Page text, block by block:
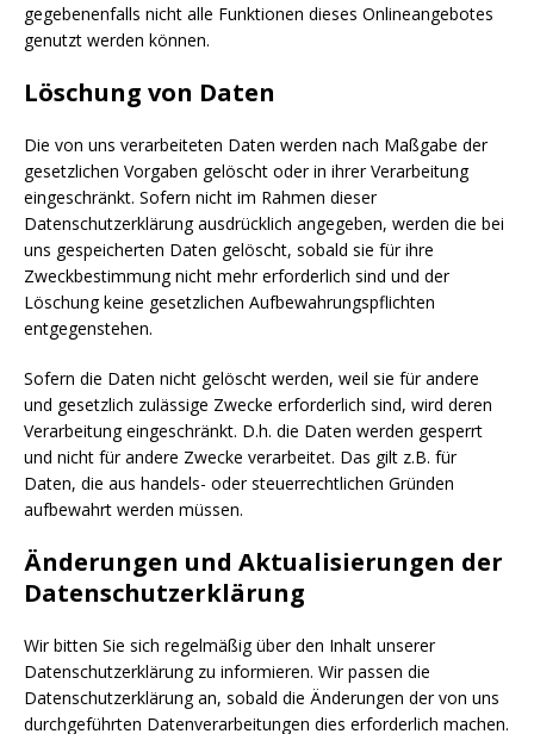
gegebenenfalls nicht alle Funktionen dieses Onlineangebotes
genutzt werden können.
Löschung von Daten
Die von uns verarbeiteten Daten werden nach Maßgabe der
gesetzlichen Vorgaben gelöscht oder in ihrer Verarbeitung
eingeschränkt. Sofern nicht im Rahmen dieser
Datenschutzerklärung ausdrücklich angegeben, werden die bei
uns gespeicherten Daten gelöscht, sobald sie für ihre
Zweckbestimmung nicht mehr erforderlich sind und der
Löschung keine gesetzlichen Aufbewahrungspflichten
entgegenstehen.
Sofern die Daten nicht gelöscht werden, weil sie für andere
und gesetzlich zulässige Zwecke erforderlich sind, wird deren
Verarbeitung eingeschränkt. D.h. die Daten werden gesperrt
und nicht für andere Zwecke verarbeitet. Das gilt z.B. für
Daten, die aus handels- oder steuerrechtlichen Gründen
aufbewahrt werden müssen.
Änderungen und Aktualisierungen der
Datenschutzerklärung
Wir bitten Sie sich regelmäßig über den Inhalt unserer
Datenschutzerklärung zu informieren. Wir passen die
Datenschutzerklärung an, sobald die Änderungen der von uns
durchgeführten Datenverarbeitungen dies erforderlich machen.